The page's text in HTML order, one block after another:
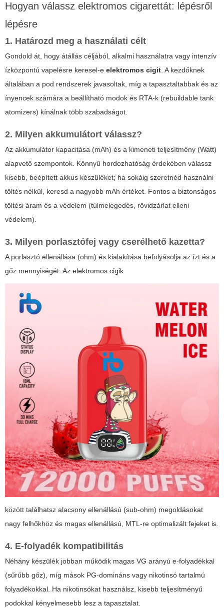
Hogyan válassz elektromos cigarettát: lépésről
lépésre
1. Határozd meg a használati célt
Gondold át, hogy átállás céljából, alkalmi használatra vagy intenzív
ízközpontú vapelésre keresel-e elektromos cigit. A kezdőknek
általában a pod rendszerek javasoltak, míg a tapasztaltabbak és az
ínyencek számára a beállítható modok és RTA-k (rebuildable tank
atomizers) kínálnak több szabadságot.
2. Milyen akkumulátort válassz?
Az akkumulátor kapacitása (mAh) és a kimeneti teljesítmény (Watt)
alapvető szempontok. Könnyű hordozhatóság érdekében válassz
kisebb, beépített akkus készüléket; ha sokáig szeretnéd használni
töltés nélkül, keresd a nagyobb mAh értéket. Fontos a biztonságos
töltési áram és a védelem (túlmelegedés, rövidzárlat elleni
védelem).
3. Milyen porlasztófej vagy cserélhető kazetta?
A porlasztó ellenállása (ohm) és kialakítása befolyásolja az ízt és a
gőz mennyiségét. Az elektromos cigik
között találhatsz alacsony ellenállású (sub-ohm) megoldásokat
nagy felhőkhöz és magas ellenállású, MTL-re optimalizált fejeket is.
4. E-folyadék kompatibilitás
Néhány készülék jobban működik magas VG arányú e-folyadékkal
(sűrűbb gőz), míg mások PG-domináns vagy nikotinsó tartalmú
folyadékokkal. Ha nikotinsókat használsz, kisebb teljesítményű
podokkal kényelmesebb lesz a tapasztalat.